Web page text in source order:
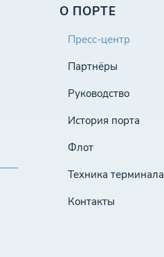
О ПОРТЕ
Пресс-центр
Партнёры
Руководство
История порта
Флот
Техника терминала
Контакты